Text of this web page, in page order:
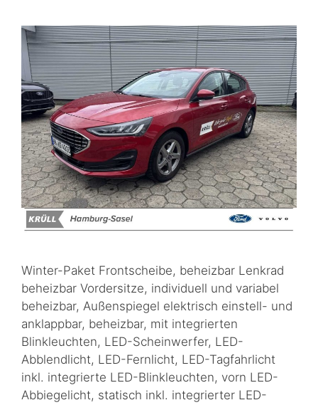
Winter-Paket Frontscheibe, beheizbar Lenkrad
beheizbar Vordersitze, individuell und variabel
beheizbar, Außenspiegel elektrisch einstell- und
anklappbar, beheizbar, mit integrierten
Blinkleuchten, LED-Scheinwerfer, LED-
Abblendlicht, LED-Fernlicht, LED-Tagfahrlicht
inkl. integrierte LED-Blinkleuchten, vorn LED-
Abbiegelicht, statisch inkl. integrierter LED-